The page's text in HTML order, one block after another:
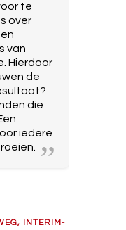
te
over
van
Hierdoor
de
die
iedere
INTERIM-